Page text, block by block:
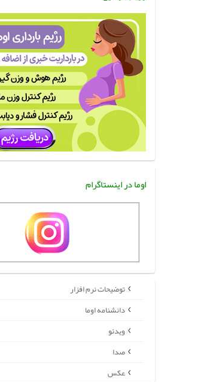
اوما در اینستاگرام
توضیحات نرم افزار
دانشنامه اوما
ویدئو
صدا
عکس